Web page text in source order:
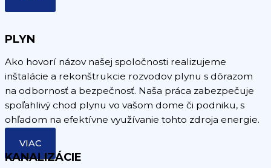
PLYN
Ako hovorí názov našej spoločnosti realizujeme
inštalácie a rekonštrukcie rozvodov plynu s dôrazom
na odbornosť a bezpečnosť. Naša práca zabezpečuje
spoľahlivý chod plynu vo vašom dome či podniku, s
ohľadom na efektívne využívanie tohto zdroja energie.
VIAC
KANALIZÁCIE